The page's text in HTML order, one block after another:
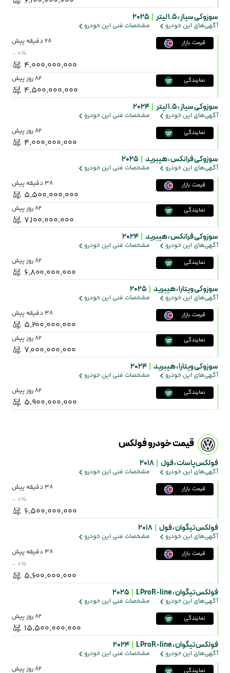
سوزوکی سیاز ،1.5 لیتر 2025
آگهی‌های این خودرو مشخصات فنی این خودرو
قیمت بازار 28 دقیقه پیش
- ۰٪
۴٬۰۰۰٬۰۰۰٬۰۰۰
نمایندگی 82 روز پیش
۴٬۵۰۰٬۰۰۰٬۰۰۰
سوزوکی سیاز ،1.5 لیتر 2024
آگهی‌های این خودرو مشخصات فنی این خودرو
نمایندگی 82 روز پیش
۴٬۰۰۰٬۰۰۰٬۰۰۰
سوزوکی فرانکس ،هیبرید 2025
آگهی‌های این خودرو مشخصات فنی این خودرو
قیمت بازار 38 دقیقه پیش
۵٬۵۰۰٬۰۰۰٬۰۰۰
نمایندگی 82 روز پیش
۷٬۱۰۰٬۰۰۰٬۰۰۰
سوزوکی فرانکس ،هیبرید 2024
آگهی‌های این خودرو مشخصات فنی این خودرو
نمایندگی 82 روز پیش
۶٬۸۰۰٬۰۰۰٬۰۰۰
سوزوکی ویتارا ،هیبرید 2025
آگهی‌های این خودرو مشخصات فنی این خودرو
قیمت بازار 38 دقیقه پیش
۵٬۲۰۰٬۰۰۰٬۰۰۰
نمایندگی 82 روز پیش
۷٬۰۰۰٬۰۰۰٬۰۰۰
سوزوکی ویتارا ،هیبرید 2024
آگهی‌های این خودرو مشخصات فنی این خودرو
نمایندگی 82 روز پیش
۵٬۹۰۰٬۰۰۰٬۰۰۰
قیمت خودرو فولکس
فولکس پاسات ،فول 2018
آگهی‌های این خودرو مشخصات فنی این خودرو
قیمت بازار 38 دقیقه پیش
- ۰٪
۶٬۵۰۰٬۰۰۰٬۰۰۰
فولکس تیگوان ،فول 2018
آگهی‌های این خودرو مشخصات فنی این خودرو
قیمت بازار 38 دقیقه پیش
- ۰٪
۵٬۶۰۰٬۰۰۰٬۰۰۰
فولکس تیگوان ،L Pro R-line
2025
آگهی‌های این خودرو مشخصات فنی این خودرو
نمایندگی 82 روز پیش
۱۵٬۵۰۰٬۰۰۰٬۰۰۰
فولکس تیگوان ،L Pro R-line
2024
آگهی‌های این خودرو مشخصات فنی این خودرو
نمایندگی 82 روز پیش